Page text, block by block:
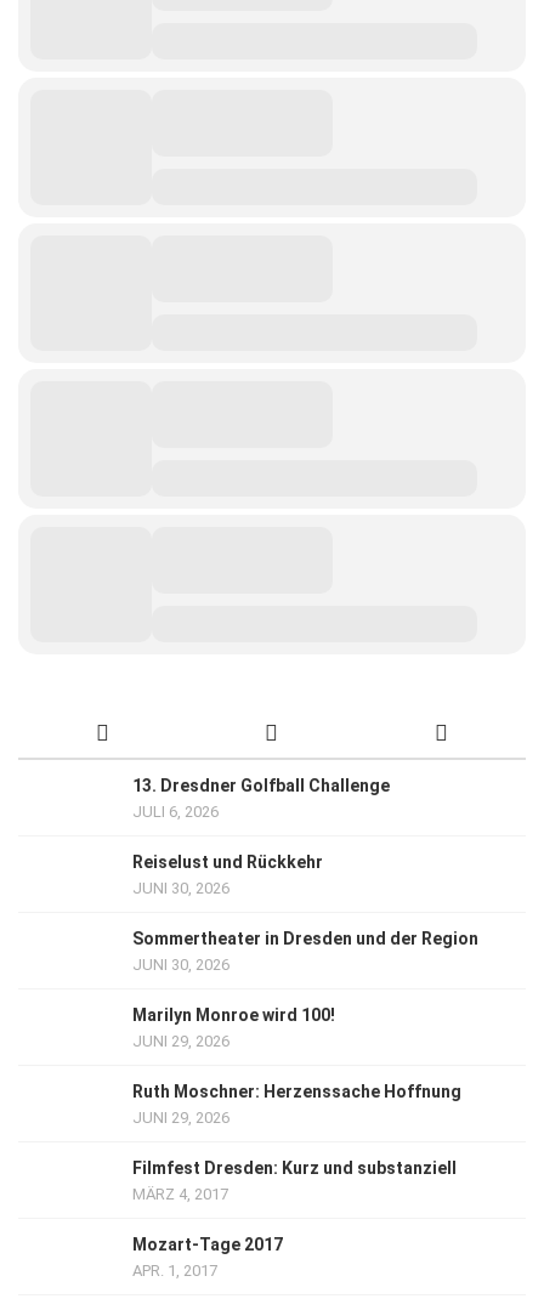
13. Dresdner Golfball Challenge
JULI 6, 2026
Reiselust und Rückkehr
JUNI 30, 2026
Sommertheater in Dresden und der Region
JUNI 30, 2026
Marilyn Monroe wird 100!
JUNI 29, 2026
Ruth Moschner: Herzenssache Hoffnung
JUNI 29, 2026
Filmfest Dresden: Kurz und substanziell
MÄRZ 4, 2017
Mozart-Tage 2017
APR. 1, 2017